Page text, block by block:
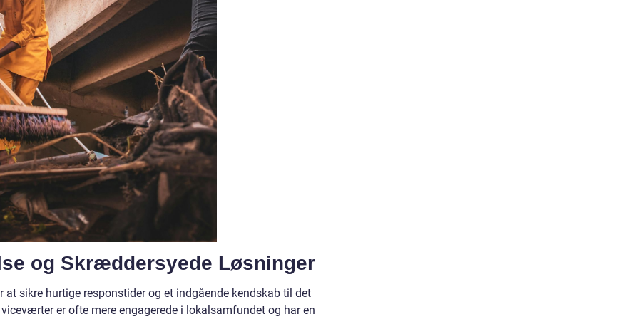
og Skræddersyede Løsninger
sikre hurtige responstider og et indgående kendskab til det
er ofte mere engagerede i lokalsamfundet og har en